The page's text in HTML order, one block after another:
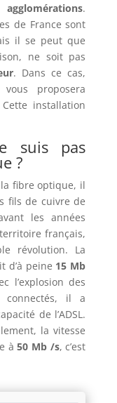
.
de France sont
il se peut que
ne soit pas
. Dans ce cas,
proposera
installation
suis pas
?
fibre optique, il
fils de cuivre de
les années
français,
révolution. La
d’à peine 15 Mb
l’explosion des
connectés, il a
de l’ADSL.
la vitesse
à 50 Mb /s, c’est